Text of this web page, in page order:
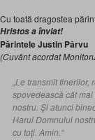
Cu toată dragostea
Hristos a înviat!
Părintele Justin Pârvu
(Cuvânt acordat
„Le transmit
spovedească cât
nostru. Şi atunci
Harul Domnului
cu toţi. Amin.“